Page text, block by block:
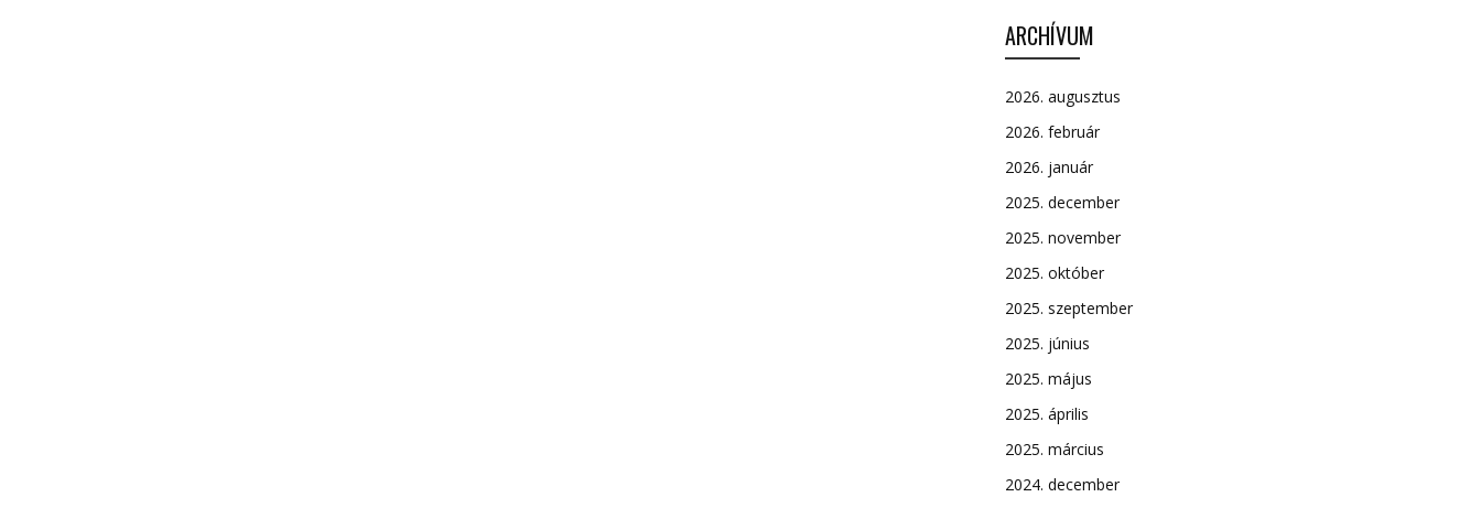
ARCHÍVUM
2026. augusztus
2026. február
2026. január
2025. december
2025. november
2025. október
2025. szeptember
2025. június
2025. május
2025. április
2025. március
2024. december